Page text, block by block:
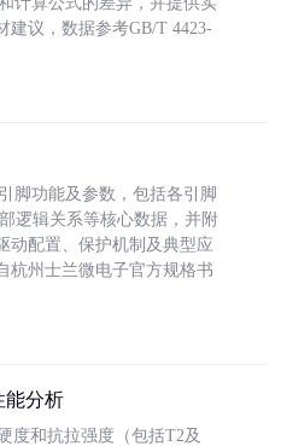
建议，数据参考GB/T 4423-
脚功能及参数，包括各引脚
逻辑关系等核心数据，并附
动配置、保护机制及典型应
杭州士兰微电子官方规格书
能分析
度和抗拉强度（包括T2及